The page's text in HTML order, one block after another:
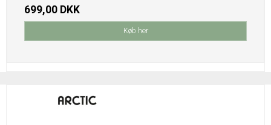
699,00 DKK
Køb her